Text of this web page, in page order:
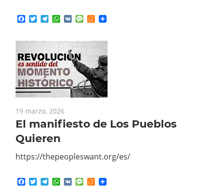
Facebook
TwitterTelegram
WhatsApp
VK MessageMeneame
19 marzo, 2026
El manifiesto de Los Pueblos
Quieren
https://thepeopleswant.org/es/
Facebook
TwitterTelegram
WhatsApp
VK MessageMeneame